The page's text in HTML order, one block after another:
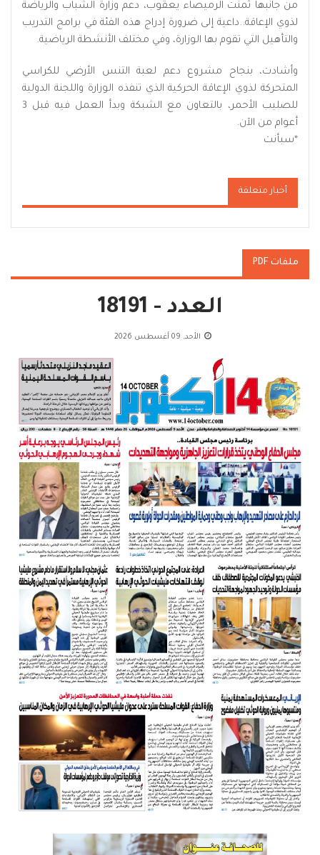
من جانبها ثمنت الرميصاء يعقوب، دعم وزارة الشباب والرياضة
لذوي الإعاقة..داعية إلى ضرورة إدراج هذه الفئة في برامج التدريب
والتأهيل التي تقوم بها الوزارة، وفي مختلف الأنشطة الرياضية.
وأشادت، بنجاح مشروع دعم لعبة التنس الأرضي للكراسي
المتحركة لذوي الإعاقة الحركية الذي تنفذه الوزارة واللجنة الدولية
للصليب الأحمر، بالتعاون مع الشبكة وبدأ العمل فيه قبل 3
أعوام من الآن.
*سبأنت
أخبار متعلقة
ملفات PDF
العدد - 18191
الأحد, 09 أغسطس 2026